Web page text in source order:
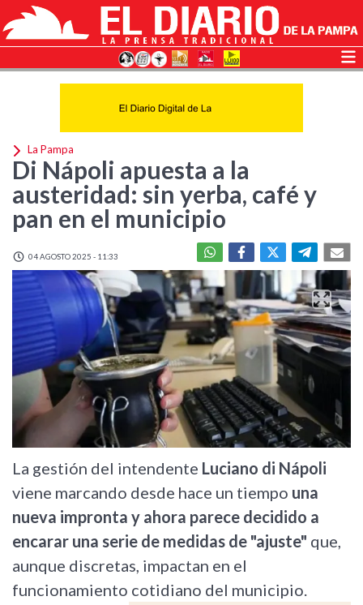
La Pampa
Di Nápoli apuesta a la
austeridad: sin yerba, café y
pan en el municipio
04 AGOSTO 2025 - 11:33
La gestión del intendente Luciano di Nápoli
viene marcando desde hace un tiempo una
nueva impronta y ahora parece decidido a
encarar una serie de medidas de "ajuste" que,
aunque discretas, impactan en el
funcionamiento cotidiano del municipio.